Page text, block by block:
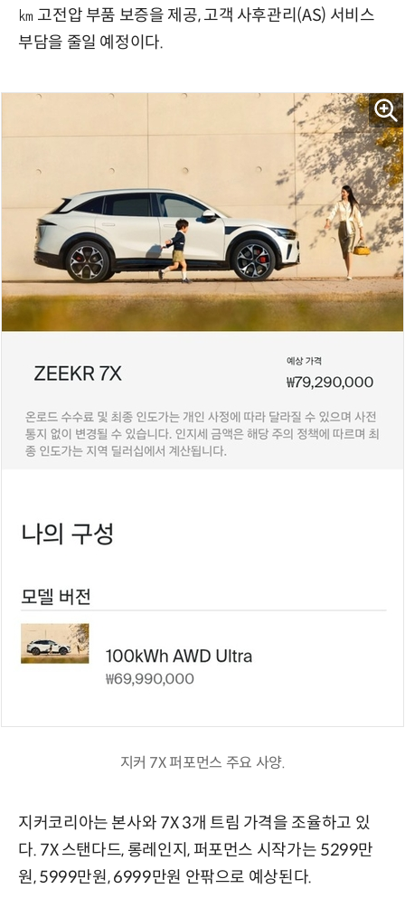
㎞ 고전압 부품 보증을 제공, 고객 사후관리(AS) 서비스
부담을 줄일 예정이다.
지커 7X 퍼포먼스 주요 사양.
지커코리아는 본사와 7X 3개 트림 가격을 조율하고 있
다. 7X 스탠다드, 롱레인지, 퍼포먼스 시작가는 5299만
원, 5999만원, 6999만원 안팎으로 예상된다.